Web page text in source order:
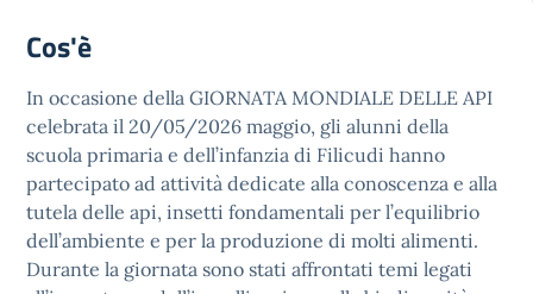
Cos'è
In occasione della GIORNATA MONDIALE DELLE API
celebrata il 20/05/2026 maggio, gli alunni della
scuola primaria e dell’infanzia di Filicudi hanno
partecipato ad attività dedicate alla conoscenza e alla
tutela delle api, insetti fondamentali per l’equilibrio
dell’ambiente e per la produzione di molti alimenti.
Durante la giornata sono stati affrontati temi legati